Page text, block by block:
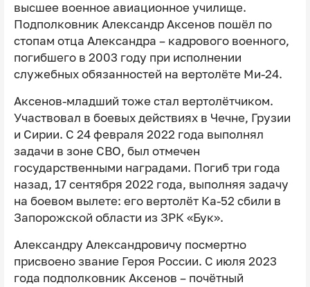
высшее военное авиационное училище.
Подполковник Александр Аксенов пошёл по
стопам отца Александра – кадрового военного,
погибшего в 2003 году при исполнении
служебных обязанностей на вертолёте Ми-24.
Аксенов-младший тоже стал вертолётчиком.
Участвовал в боевых действиях в Чечне, Грузии
и Сирии. С 24 февраля 2022 года выполнял
задачи в зоне СВО, был отмечен
государственными наградами. Погиб три года
назад, 17 сентября 2022 года, выполняя задачу
на боевом вылете: его вертолёт Ка-52 сбили в
Запорожской области из ЗРК «Бук».
Александру Александровичу посмертно
присвоено звание Героя России. С июля 2023
года подполковник Аксенов – почётный